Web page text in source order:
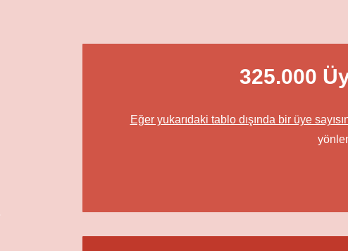
325.000
Eğer yukarıdaki tablo dışında bir üye